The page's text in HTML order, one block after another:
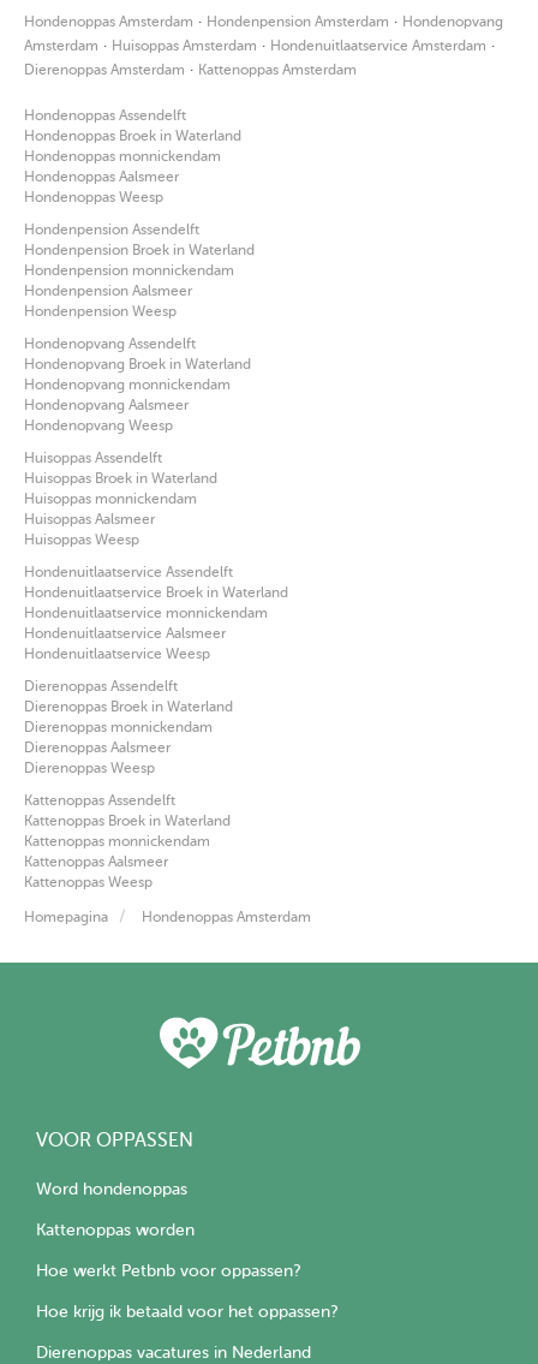
Hondenoppas Amsterdam · Hondenpension Amsterdam · Hondenopvang
Amsterdam · Huisoppas Amsterdam · Hondenuitlaatservice Amsterdam ·
Dierenoppas Amsterdam · Kattenoppas Amsterdam
Hondenoppas Assendelft
Hondenoppas Broek in Waterland
Hondenoppas monnickendam
Hondenoppas Aalsmeer
Hondenoppas Weesp
Hondenpension Assendelft
Hondenpension Broek in Waterland
Hondenpension monnickendam
Hondenpension Aalsmeer
Hondenpension Weesp
Hondenopvang Assendelft
Hondenopvang Broek in Waterland
Hondenopvang monnickendam
Hondenopvang Aalsmeer
Hondenopvang Weesp
Huisoppas Assendelft
Huisoppas Broek in Waterland
Huisoppas monnickendam
Huisoppas Aalsmeer
Huisoppas Weesp
Hondenuitlaatservice Assendelft
Hondenuitlaatservice Broek in Waterland
Hondenuitlaatservice monnickendam
Hondenuitlaatservice Aalsmeer
Hondenuitlaatservice Weesp
Dierenoppas Assendelft
Dierenoppas Broek in Waterland
Dierenoppas monnickendam
Dierenoppas Aalsmeer
Dierenoppas Weesp
Kattenoppas Assendelft
Kattenoppas Broek in Waterland
Kattenoppas monnickendam
Kattenoppas Aalsmeer
Kattenoppas Weesp
Homepagina Hondenoppas Amsterdam
VOOR OPPASSEN
Word hondenoppas
Kattenoppas worden
Hoe werkt Petbnb voor oppassen?
Hoe krijg ik betaald voor het oppassen?
Dierenoppas vacatures in Nederland